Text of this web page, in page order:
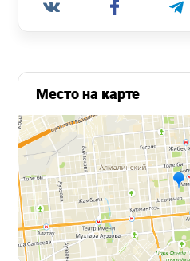
Место на карте